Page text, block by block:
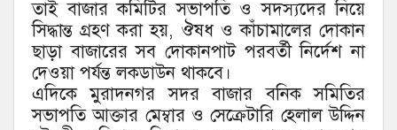
তাই বাজার কমিটির সভাপতি ও সদস্যদের নিয়ে
সিদ্ধান্ত গ্রহণ করা হয়, ঔষধ ও কাঁচামালের দোকান
ছাড়া বাজারের সব দোকানপাট পরবর্তী নির্দেশ না
দেওয়া পর্যন্ত লকডাউন থাকবে।
এদিকে মুরাদনগর সদর বাজার বনিক সমিতির
সভাপতি আক্তার মেম্বার ও সেক্রেটারি হেলাল উদ্দিন